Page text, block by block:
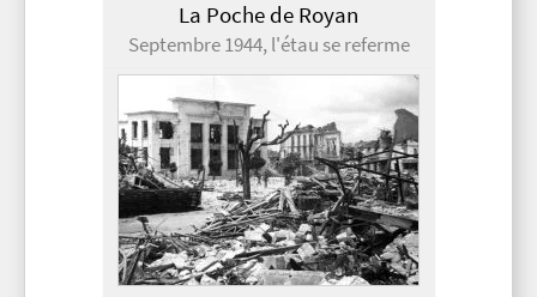
La Poche de Royan
Septembre 1944, l'étau se referme